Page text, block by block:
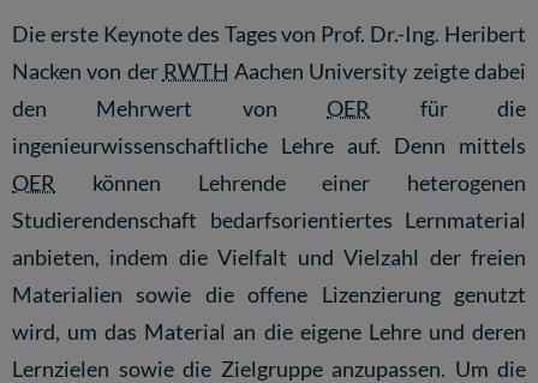
Die erste Keynote des Tages von Prof. Dr.-Ing. Heribert
Nacken von der RWTH Aachen University zeigte dabei
den Mehrwert von OER
für die
ingenieurwissenschaftliche Lehre auf. Denn mittels
OER können Lehrende einer heterogenen
Studierendenschaft bedarfsorientiertes Lernmaterial
anbieten, indem die Vielfalt und Vielzahl der freien
Materialien sowie die offene Lizenzierung genutzt
wird, um das Material an die eigene Lehre und deren
Lernzielen sowie die Zielgruppe anzupassen. Um die